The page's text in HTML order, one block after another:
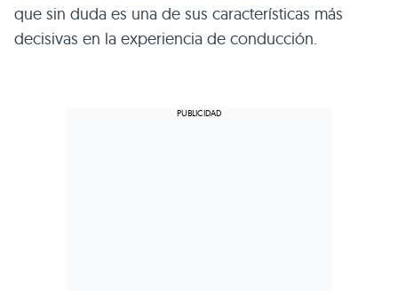
que sin duda es una de sus características más
decisivas en la experiencia de conducción.